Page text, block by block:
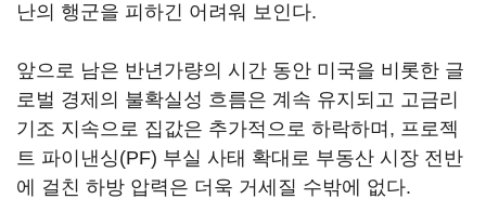
난의 행군을 피하긴 어려워 보인다.
앞으로 남은 반년가량의 시간 동안 미국을 비롯한 글
로벌 경제의 불확실성 흐름은 계속 유지되고 고금리
기조 지속으로 집값은 추가적으로 하락하며, 프로젝
트 파이낸싱(PF) 부실 사태 확대로 부동산 시장 전반
에 걸친 하방 압력은 더욱 거세질 수밖에 없다.